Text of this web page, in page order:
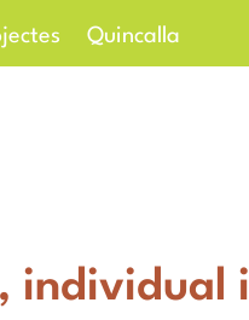
Quincalla
individual i